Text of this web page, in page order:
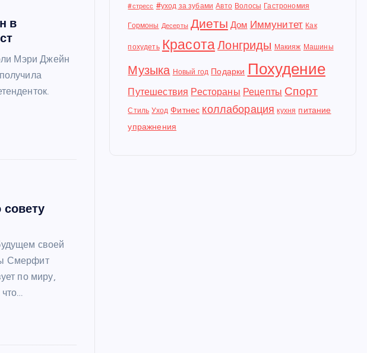
в
Мэри Джейн
своей
Смерфит
по миру,
#стресс #уход за зубами Авто Волосы Гастрономия
Гормоны Десерты Диеты Дом Иммунитет Как
похудеть КрасотаЛонгриды Макияж Машины
Музыка Новый год Подарки Похудение
Путешествия Рестораны Рецепты Спорт
Стиль Уход Фитнес коллаборация кухня питание
упражнения